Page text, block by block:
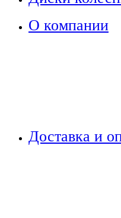
О компании
Доставка и